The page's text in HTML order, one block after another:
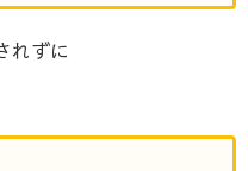
れずに